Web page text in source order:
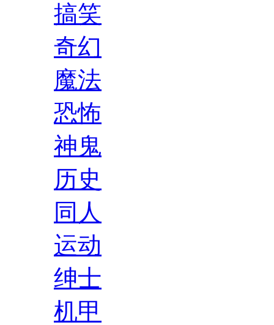
搞笑
奇幻
魔法
恐怖
神鬼
历史
同人
运动
绅士
机甲